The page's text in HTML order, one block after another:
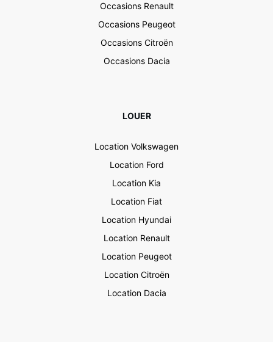
Occasions Renault
Occasions Peugeot
Occasions Citroën
Occasions Dacia
LOUER
Location Volkswagen
Location Ford
Location Kia
Location Fiat
Location Hyundai
Location Renault
Location Peugeot
Location Citroën
Location Dacia